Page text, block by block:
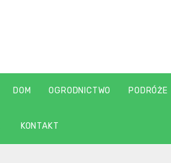
DOM OGRODNICTWO PODRÓŻE
KONTAKT